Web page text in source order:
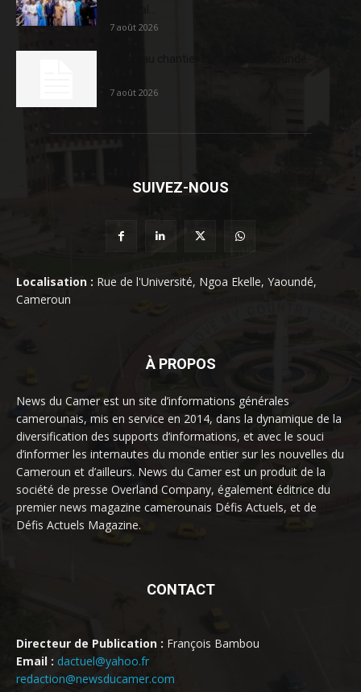
7 août 2026
7 août 2026
SUIVEZ-NOUS
Localisation : Rue de l'Université, Ngoa Ekelle, Yaoundé,
Cameroun
À PROPOS
News du Camer est un site d’informations générales
camerounais, mis en service en 2014, dans la dynamique de la
diversification des supports d’informations, et avec le souci
d’informer les internautes du monde entier sur les nouvelles du
Cameroun et d’ailleurs. News du Camer est un produit de la
société de presse Overland Company, également éditrice du
premier news magazine camerounais Défis Actuels, et de
Défis Actuels Magazine.
CONTACT
Directeur de Publication : François Bambou
Email : dactuel@yahoo.fr
redaction@newsducamer.com